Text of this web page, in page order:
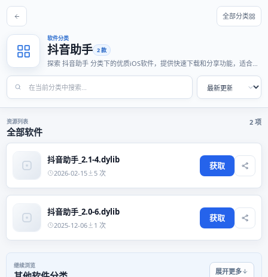
全部分类
软件分类
抖音助手 2 款
探索 抖音助手 分类下的优质iOS软件，提供快速下载和分享功能，适合各
资源列表
全部软件
2 项
抖音助手_2.1-4.dylib
2026-02-15 5 次
获取
抖音助手_2.0-6.dylib
2025-12-06 1 次
获取
继续浏览
展开更多